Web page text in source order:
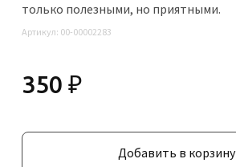
только полезными, но приятными.
Артикул: 00-00002283
350 ₽
Добавить в корзину